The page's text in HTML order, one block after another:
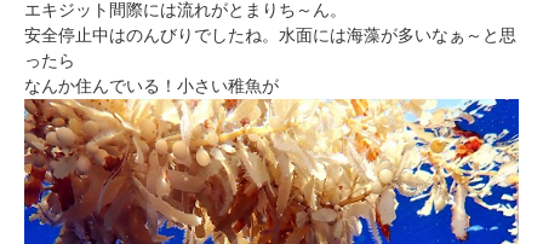
エキジット間際には流れがとまりち～ん。
安全停止中はのんびりでしたね。水面には海藻が多いなぁ～と思
ったら
なんか住んでいる！小さい稚魚が